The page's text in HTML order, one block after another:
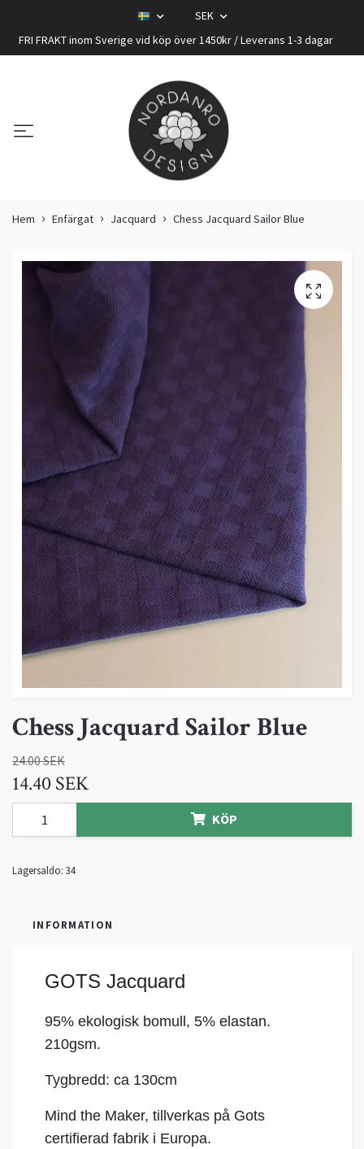
SEK
FRI FRAKT inom Sverige vid köp över 1450kr / Leverans 1-3 dagar
Hem Enfärgat Jacquard Chess Jacquard Sailor Blue
Chess Jacquard Sailor Blue
24.00 SEK
14.40 SEK
KÖP
Lagersaldo: 34
INFORMATION
GOTS Jacquard
95% ekologisk bomull, 5% elastan.
210gsm.
Tygbredd: ca 130cm
Mind the Maker, tillverkas på Gots
certifierad fabrik i Europa.